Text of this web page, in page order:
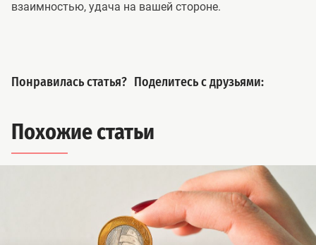
взаимностью, удача на вашей стороне.
Понравилась статья? Поделитесь с друзьями:
Похожие статьи